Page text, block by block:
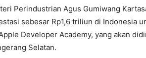
Perindustrian Agus Gumiwang
sebesar Rp1,6 triliun di Indonesia
Developer Academy, yang akan
Selatan.